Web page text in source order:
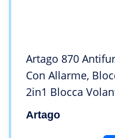
Artago 870
Con Allarme,
2in1 Blocca
120 dB
Volante Auto di
Artago